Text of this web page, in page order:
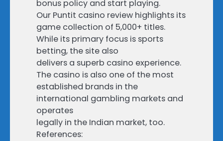
bonus policy and start playing.
Our Puntit casino review highlights its
game collection of 5,000+ titles.
While its primary focus is sports
betting, the site also
delivers a superb casino experience.
The casino is also one of the most
established brands in the
international gambling markets and
operates
legally in the Indian market, too.
References: